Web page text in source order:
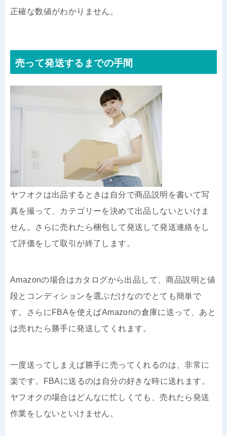
正確な数値がわかりません。
売って発送するまでの手間
ヤフオクは出品するときは自分で商品説明を書いて写
真を撮って、カテゴリーを決めて出品しないといけま
せん。さらに売れたら梱包して発送して発送連絡をし
て評価をして取引が終了します。
Amazonの場合はカタログから出品して、商品説明と値
段とコンディションを選ぶだけなのでとても簡単で
す。さらにFBAを使えばAmazonの倉庫に送って、あと
は売れたら勝手に発送してくれます。
一度送ってしまえば勝手に売ってくれるのは、非常に
楽です。FBAに送るのは自分の好きな時に送れます。
ヤフオクの場合はどんなに忙しくても、売れたら発送
作業をしないといけません。